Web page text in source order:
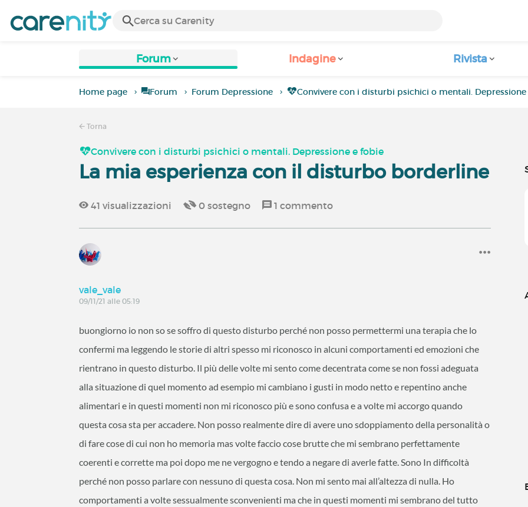
Forum Indagine Rivista
Home page Forum Forum Depressione Convivere con i disturbi psichici o mentali.
Torna
Convivere con i disturbi psichici o mentali. Depressione e fobie
La mia esperienza con il disturbo borderline
41 visualizzazioni 0 sostegno 1 commento
vale_vale
09/11/21 alle 05:19
buongiorno io non so se soffro di questo disturbo perché non posso permettermi una terapia che lo
confermi ma leggendo le storie di altri spesso mi riconosco in alcuni comportamenti ed emozioni che
rientrano in questo disturbo. Il più delle volte mi sento come decentrata come se non fossi adeguata
alla situazione di quel momento ad esempio mi cambiano i gusti in modo netto e repentino anche
alimentari e in questi momenti non mi riconosco più e sono confusa e a volte mi accorgo quando
questa cosa sta per accadere. Non posso realmente dire di avere uno sdoppiamento della personalità o
di fare cose di cui non ho memoria mas volte faccio cose brutte che mi sembrano perfettamente
coerenti e corrette ma poi dopo me ne vergogno e tendo a negare di averle fatte. Sono In difficoltà
perché non posso parlare con nessuno di questa cosa. Non mi sento mai all’altezza di nulla. Ho
comportamenti a volte sessualmente sconvenienti ma che in questi momenti mi sembrano del tutto